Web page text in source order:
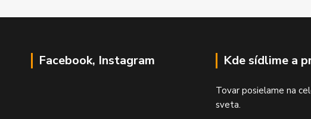
Facebook, Instagram Kde sídlime a
Tovar posielame na
sveta.